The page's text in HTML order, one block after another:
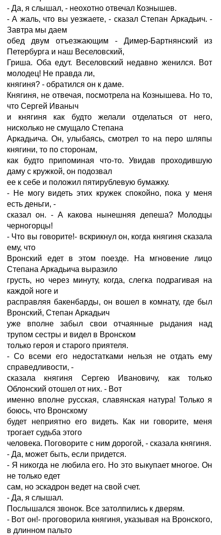
- Да, я слышал, - неохотно отвечал Кознышев.
- А жаль, что вы уезжаете, - сказал Степан Аркадьич. -
Завтра мы даем
обед двум отъезжающим - Димер-Бартнянский из
Петербурга и наш Веселовский,
Гриша. Оба едут. Веселовский недавно женился. Вот
молодец! Не правда ли,
княгиня? - обратился он к даме.
Княгиня, не отвечая, посмотрела на Кознышева. Но то,
что Сергей Иваныч
и княгиня как будто желали отделаться от него,
нисколько не смущало Степана
Аркадьича. Он, улыбаясь, смотрел то на перо шляпы
княгини, то по сторонам,
как будто припоминая что-то. Увидав проходившую
даму с кружкой, он подозвал
ее к себе и положил пятирублевую бумажку.
- Не могу видеть этих кружек спокойно, пока у меня
есть деньги, -
сказал он. - А какова нынешняя депеша? Молодцы
черногорцы!
- Что вы говорите!- вскрикнул он, когда княгиня сказала
ему, что
Вронский едет в этом поезде. На мгновение лицо
Степана Аркадьича выразило
грусть, но через минуту, когда, слегка подрагивая на
каждой ноге и
расправляя бакенбарды, он вошел в комнату, где был
Вронский, Степан Аркадьич
уже вполне забыл свои отчаянные рыдания над
трупом сестры и видел в Вронском
только героя и старого приятеля.
- Со всеми его недостатками нельзя не отдать ему
справедливости, -
сказала княгиня Сергею Ивановичу, как только
Облонский отошел от них. - Вот
именно вполне русская, славянская натура! Только я
боюсь, что Вронскому
будет неприятно его видеть. Как ни говорите, меня
трогает судьба этого
человека. Поговорите с ним дорогой, - сказала княгиня.
- Да, может быть, если придется.
- Я никогда не любила его. Но это выкупает многое. Он
не только едет
сам, но эскадрон ведет на свой счет.
- Да, я слышал.
Послышался звонок. Все затолпились к дверям.
- Вот он!- проговорила княгиня, указывая на Вронского,
в длинном пальто